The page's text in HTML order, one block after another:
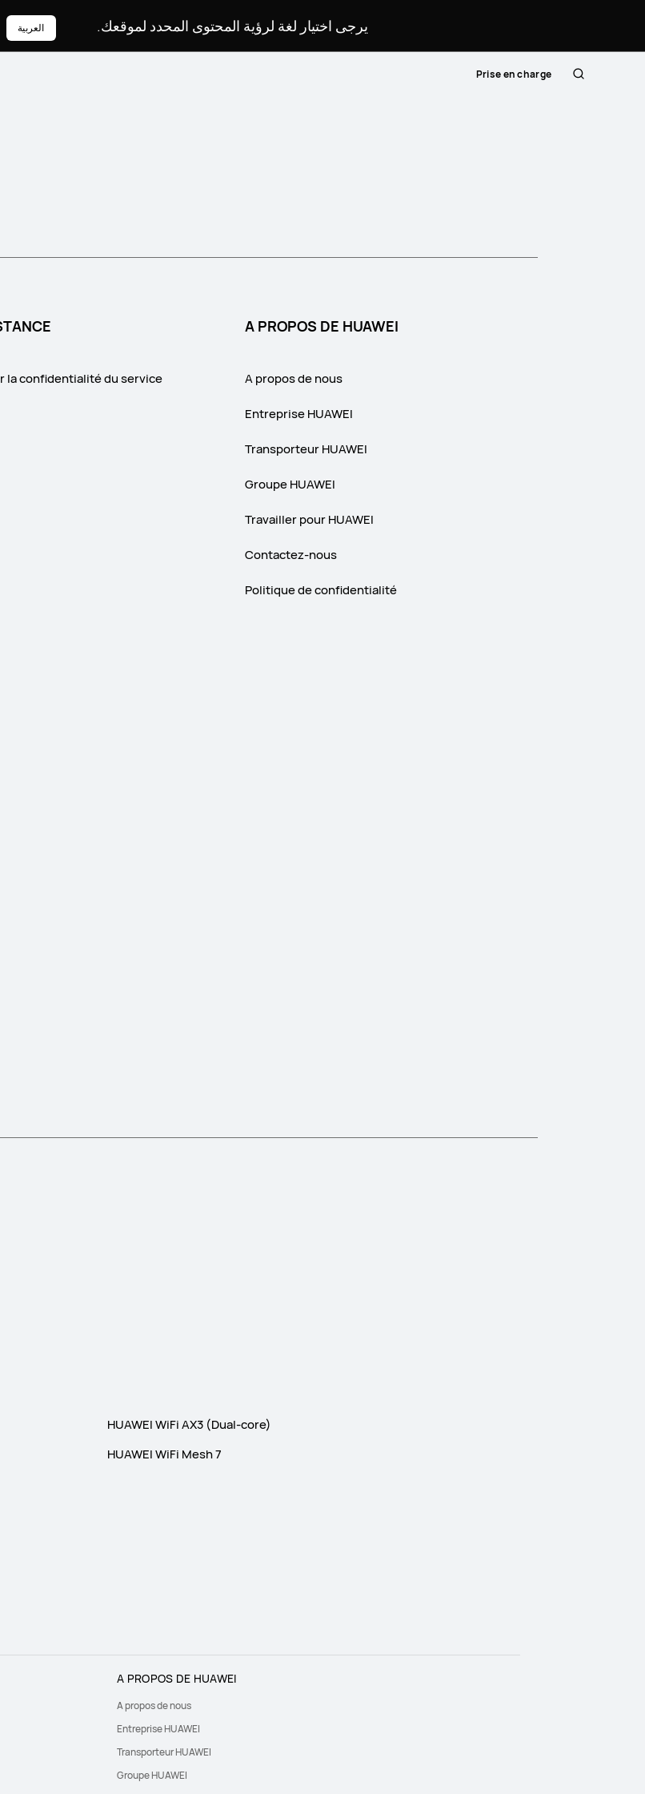
يرجى اختيار لغة لرؤية المحتوى المحدد لموقعك. العربية
Prise en charge
la confidentialité du service
A PROPOS DE HUAWEI
A propos de nous
Entreprise HUAWEI
Transporteur HUAWEI
Groupe HUAWEI
Travailler pour HUAWEI
Contactez-nous
Politique de confidentialité
HUAWEI WiFi AX3 (Dual-core)
HUAWEI WiFi Mesh 7
A PROPOS DE HUAWEI
A propos de nous
Entreprise HUAWEI
Transporteur HUAWEI
Groupe HUAWEI